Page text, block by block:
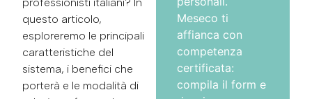
questo articolo,
esploreremo le principali
caratteristiche del
sistema, i benefici che
porterà e le modalità di
Meseco ti
affianca con
competenza
certificata:
compila il form e